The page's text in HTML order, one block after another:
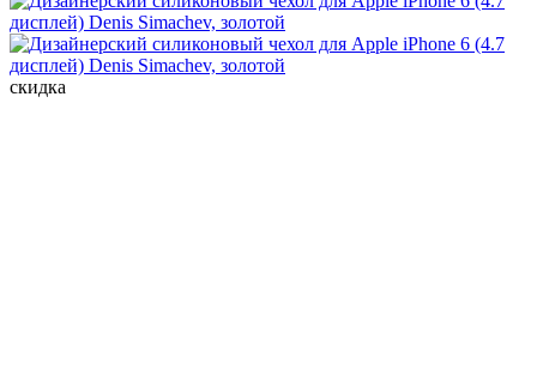
скидка